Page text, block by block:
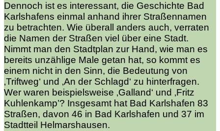
Dennoch ist es interessant, die Geschichte Bad
Karlshafens einmal anhand ihrer Straßennamen
zu betrachten. Wie überall anders auch, verraten
die Namen der Straßen viel über eine Stadt.
Nimmt man den Stadtplan zur Hand, wie man es
bereits unzählige Male getan hat, so kommt es
einem nicht in den Sinn, die Bedeutung von
‚Triftweg‘ und ‚An der Schlagd‘ zu hinterfragen.
Wer waren beispielsweise ‚Galland‘ und ‚Fritz
Kuhlenkamp’? Insgesamt hat Bad Karlshafen 83
Straßen, davon 46 in Bad Karlshafen und 37 im
Stadtteil Helmarshausen.